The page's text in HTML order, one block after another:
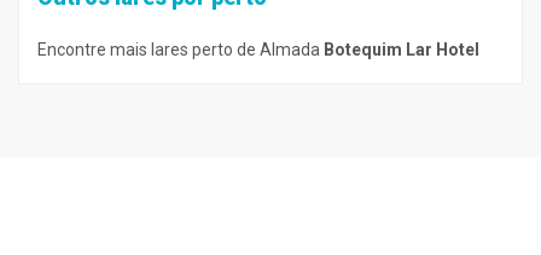
Encontre mais lares perto de Almada Botequim Lar Hotel